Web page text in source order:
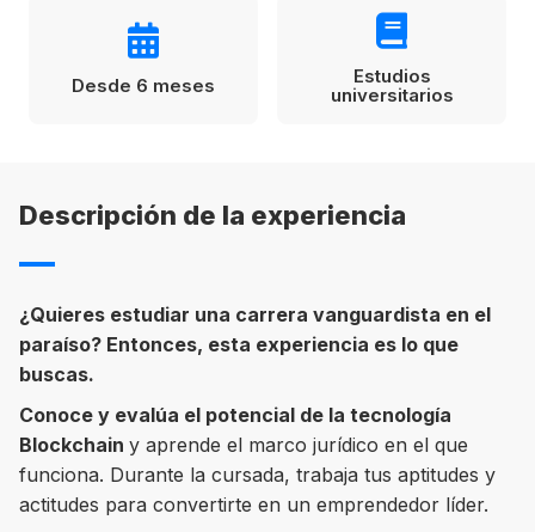
estudiantes y trabajadores cualificados
Agustina Fontirroig 23/11/2021
América
Estados Unidos
México
VER TODOS LOS PAÍSES
Estudia Inglés frente al Mediterráneo
Estudia un Bachelor de IT en Cork
Condiciones
Desde 6 meses
Estudios
universitarios
Descripción de la experiencia
¿Quieres estudiar una carrera vanguardista en el
paraíso? Entonces, esta experiencia es lo que
buscas.
Conoce y evalúa el potencial de la tecnología
Blockchain y aprende el marco jurídico en el que
funciona. Durante la cursada, trabaja tus aptitudes y
actitudes para convertirte en un emprendedor líder.